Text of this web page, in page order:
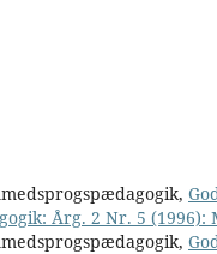
Årg. 2 Nr. 5 (1996):